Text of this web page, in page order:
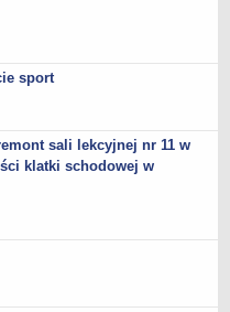
sport
sali lekcyjnej nr 11 w
klatki schodowej w